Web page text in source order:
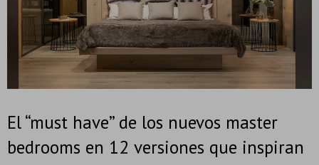
El “must have” de los nuevos master
bedrooms en 12 versiones que inspiran